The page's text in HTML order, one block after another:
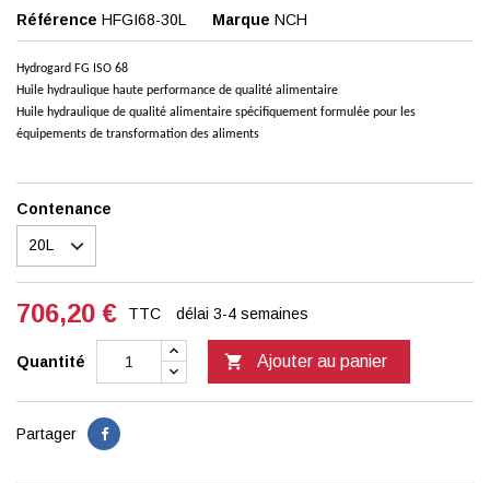
Référence HFGI68-30L Marque NCH
Hydrogard FG ISO 68
Huile hydraulique haute performance de qualité alimentaire
Huile hydraulique de qualité alimentaire spécifiquement formulée pour les
équipements de transformation des aliments
Contenance
706,20 € TTC délai 3-4 semaines
Quantité  Ajouter au panier
Partager